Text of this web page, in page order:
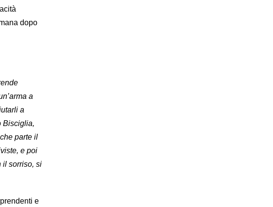
dopo
a
a
Bisciglia,
parte il
e poi
il sorriso, si
e